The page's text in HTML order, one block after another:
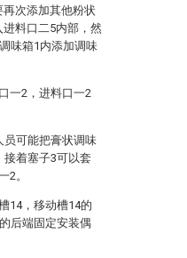
次添加其他粉状
料口二5内部，然
味箱1内添加调味
一2，进料口一2
员可能把膏状调味
着塞子3可以套
2。
14，移动槽14的
后端固定安装偶